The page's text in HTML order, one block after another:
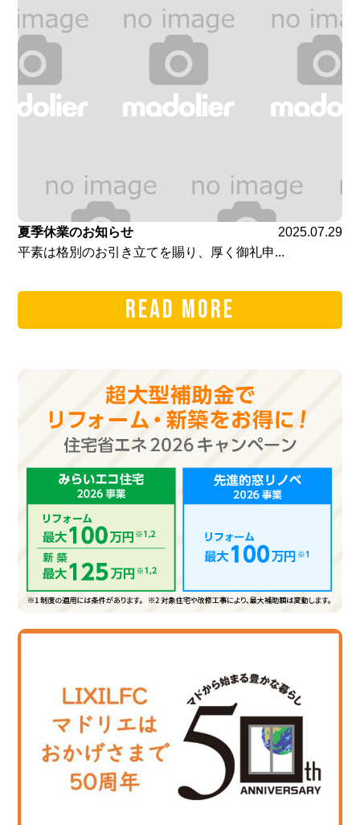
夏季休業のお知らせ
2025.07.29
平素は格別のお引き立てを賜り、厚く御礼申...
READ MORE